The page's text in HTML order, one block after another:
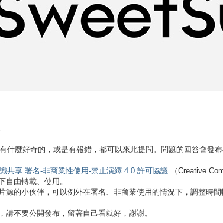
什麼好奇的，或是有報錯，都可以來此提問。問題的回答會發布
共享 署名-非商業性使用-禁止演繹 4.0 許可協議（Creative
自由轉載、使用。
源的小伙伴，可以例外在署名、非商業使用的情況下，調整時
不要公開發布，留著自己看就好，謝謝。